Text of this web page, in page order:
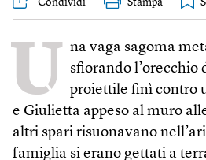
U na vaga sagoma
sfiorando
proiettile finì contro
e Giulietta appeso al muro
altri spari risuonavano
famiglia si erano gettati a